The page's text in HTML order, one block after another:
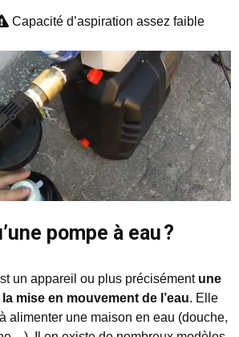
Capacité d’aspiration assez faible
pompe à eau ?
un appareil ou plus précisément une
mise en mouvement de l’eau. Elle
alimenter une maison en eau (douche,